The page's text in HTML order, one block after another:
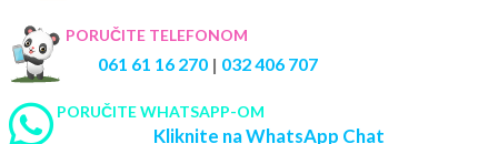
PORUČITE TELEFONOM
061 61 16 270 | 032 406 707
PORUČITE WHATSAPP-OM
Kliknite na WhatsApp Chat